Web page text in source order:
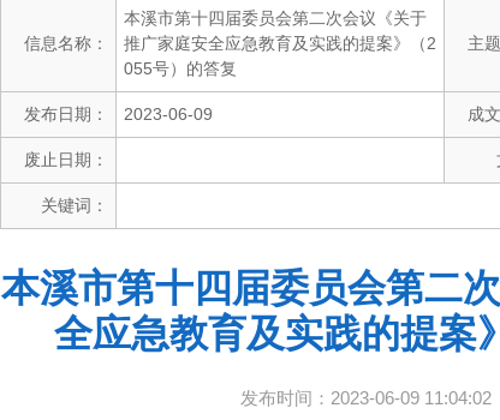
信息名称：
本溪市第十四届委员会第二次会议《关于
推广家庭安全应急教育及实践的提案》（2
055号）的答复
主
发布日期： 2023-06-09 成
废止日期：
关键词：
本溪市第十四届委员会第二
全应急教育及实践的提案
发布时间：2023-06-09 11:04:02